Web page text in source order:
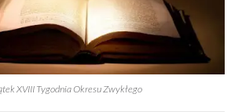
XVIII Tygodnia Okresu Zwykłego